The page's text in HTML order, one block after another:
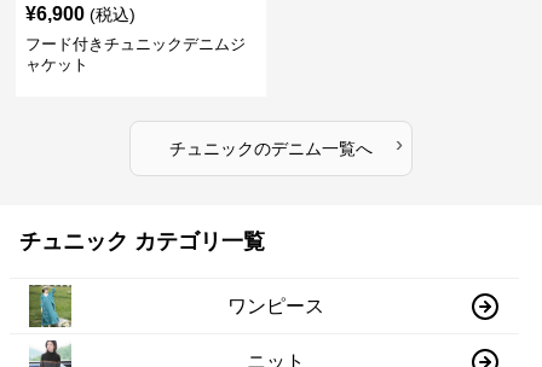
¥6,900 (税込)
フード付きチュニックデニムジ
ャケット
チュニックのデニム一覧へ ›
チュニック カテゴリ一覧
ワンピース
ニット